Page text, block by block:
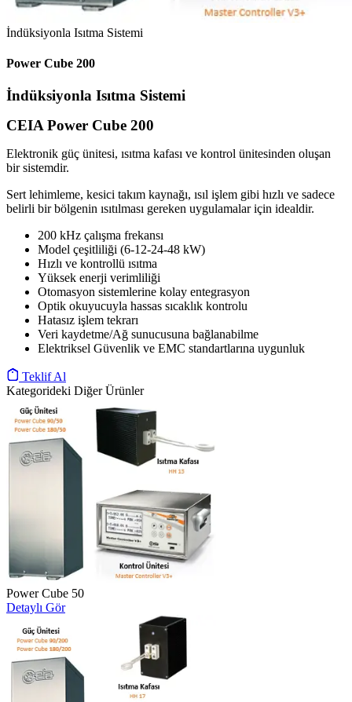
İndüksiyonla Isıtma Sistemi
Power Cube 200
İndüksiyonla Isıtma Sistemi
CEIA Power Cube 200
Elektronik güç ünitesi, ısıtma kafası ve kontrol ünitesinden oluşan
bir sistemdir.
Sert lehimleme, kesici takım kaynağı, ısıl işlem gibi hızlı ve sadece
belirli bir bölgenin ısıtılması gereken uygulamalar için idealdir.
200 kHz çalışma frekansı
Model çeşitliliği (6-12-24-48 kW)
Hızlı ve kontrollü ısıtma
Yüksek enerji verimliliği
Otomasyon sistemlerine kolay entegrasyon
Optik okuyucuyla hassas sıcaklık kontrolu
Hatasız işlem tekrarı
Veri kaydetme/Ağ sunucusuna bağlanabilme
Elektriksel Güvenlik ve EMC standartlarına uygunluk
Teklif Al
Kategorideki Diğer Ürünler
Power Cube 50
Detaylı Gör